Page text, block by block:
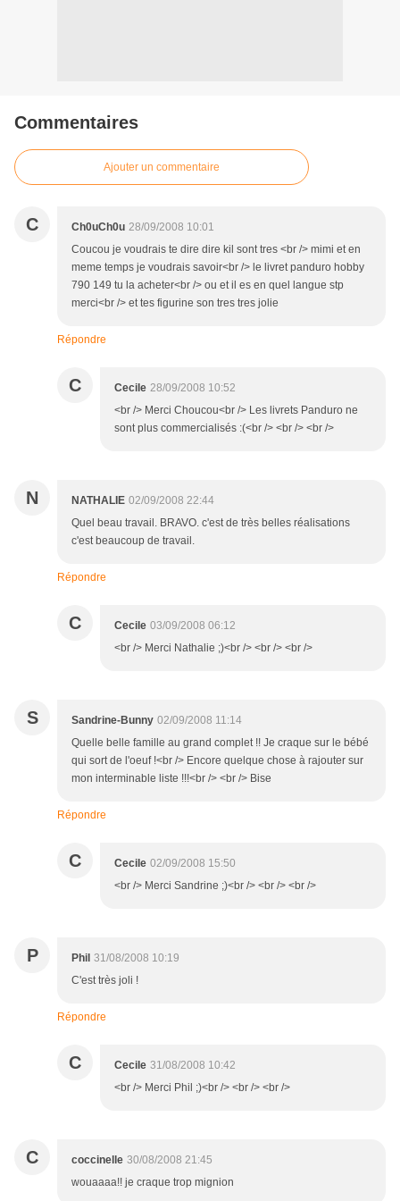
Commentaires
Ajouter un commentaire
C Ch0uCh0u 28/09/2008 10:01
Coucou je voudrais te dire dire kil sont tres <br /> mimi et en
meme temps je voudrais savoir<br /> le livret panduro hobby
790 149 tu la acheter<br /> ou et il es en quel langue stp
merci<br /> et tes figurine son tres tres jolie
Répondre
C Cecile 28/09/2008 10:52
<br /> Merci Choucou<br /> Les livrets Panduro ne
sont plus commercialisés :(<br /> <br /> <br />
N NATHALIE 02/09/2008 22:44
Quel beau travail. BRAVO. c'est de très belles réalisations
c'est beaucoup de travail.
Répondre
C Cecile 03/09/2008 06:12
<br /> Merci Nathalie ;)<br /> <br /> <br />
S Sandrine-Bunny 02/09/2008 11:14
Quelle belle famille au grand complet !! Je craque sur le bébé
qui sort de l'oeuf !<br /> Encore quelque chose à rajouter sur
mon interminable liste !!!<br /> <br /> Bise
Répondre
C Cecile 02/09/2008 15:50
<br /> Merci Sandrine ;)<br /> <br /> <br />
P Phil 31/08/2008 10:19
C'est très joli !
Répondre
C Cecile 31/08/2008 10:42
<br /> Merci Phil ;)<br /> <br /> <br />
C coccinelle 30/08/2008 21:45
wouaaaa!! je craque trop mignion